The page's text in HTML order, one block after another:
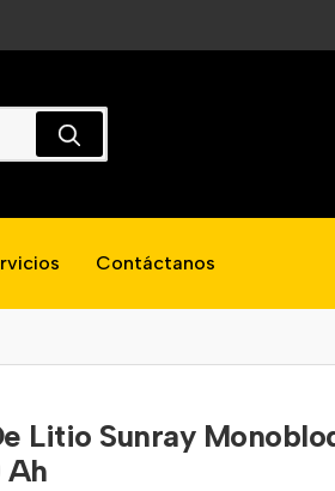
Ah
Contáctanos
Litio Sunray
Ah